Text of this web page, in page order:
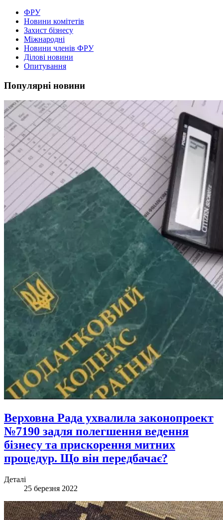
ФРУ
Новини комітетів
Захист бізнесу
Міжнародні
Новини членів ФРУ
Ділові новини
Опитування
Популярні новини
Верховна Рада ухвалила законопроект
№7190 задля полегшення ведення
бізнесу та прискорення митних
процедур. Що він передбачає?
Деталі
25 березня 2022